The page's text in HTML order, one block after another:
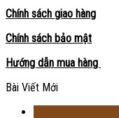
Chính sách giao hàng
Chính sách bảo mật
Hướng dẫn mua hàng
Bài Viết Mới